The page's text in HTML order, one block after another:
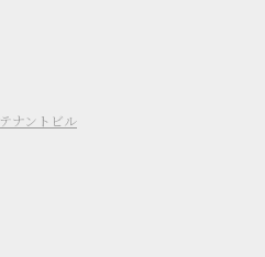
テナントビル